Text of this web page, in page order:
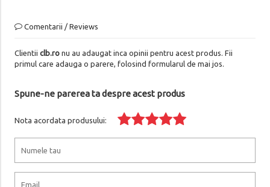
Comentarii / Reviews
Clientii clb.ronu au adaugat inca opinii pentru acest produs. Fii
primul care adauga o parere, folosind formularul de mai jos.
Spune-ne parerea ta despre acest produs
Nota acordata produsului: